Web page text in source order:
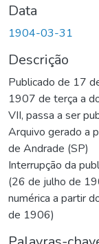
Data
1904-03-31
Descrição
Publicado de 17
1907 de terça a
VII, passa a ser
Arquivo gerado a
de Andrade (SP)
Interrupção da
(26 de julho de
numérica a partir
de 1906)